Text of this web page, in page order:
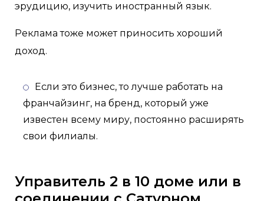
эрудицию, изучить иностранный язык.
Реклама тоже может приносить хороший
доход.
Если это бизнес, то лучше работать на
франчайзинг, на бренд, который уже
известен всему миру, постоянно расширять
свои филиалы.
Управитель 2 в 10 доме или в